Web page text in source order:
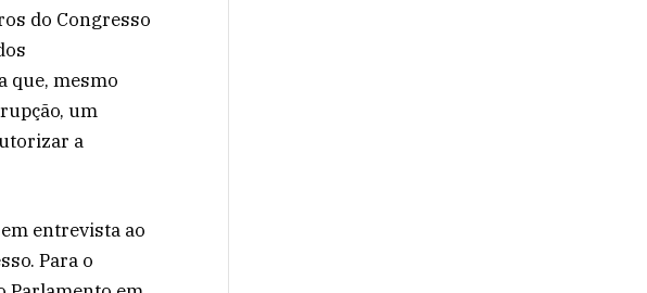
do Congresso
que, mesmo
um
a
entrevista ao
Para o